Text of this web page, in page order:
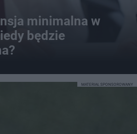
minimalna w
będzie
MATERIAŁ SPONSOROWANY